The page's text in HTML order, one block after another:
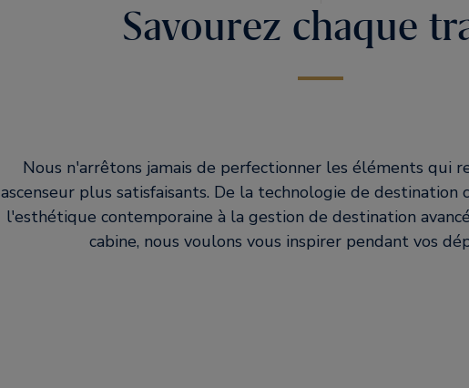
Savourez chaque
Nous n'arrêtons jamais de perfectionner les éléments qui
ascenseur plus satisfaisants. De la technologie de
l'esthétique contemporaine à la gestion de destination
cabine, nous voulons vous inspirer pendant vos